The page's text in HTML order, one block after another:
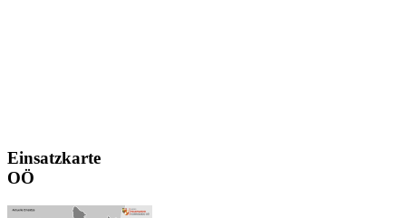
Einsatzkarte
OÖ